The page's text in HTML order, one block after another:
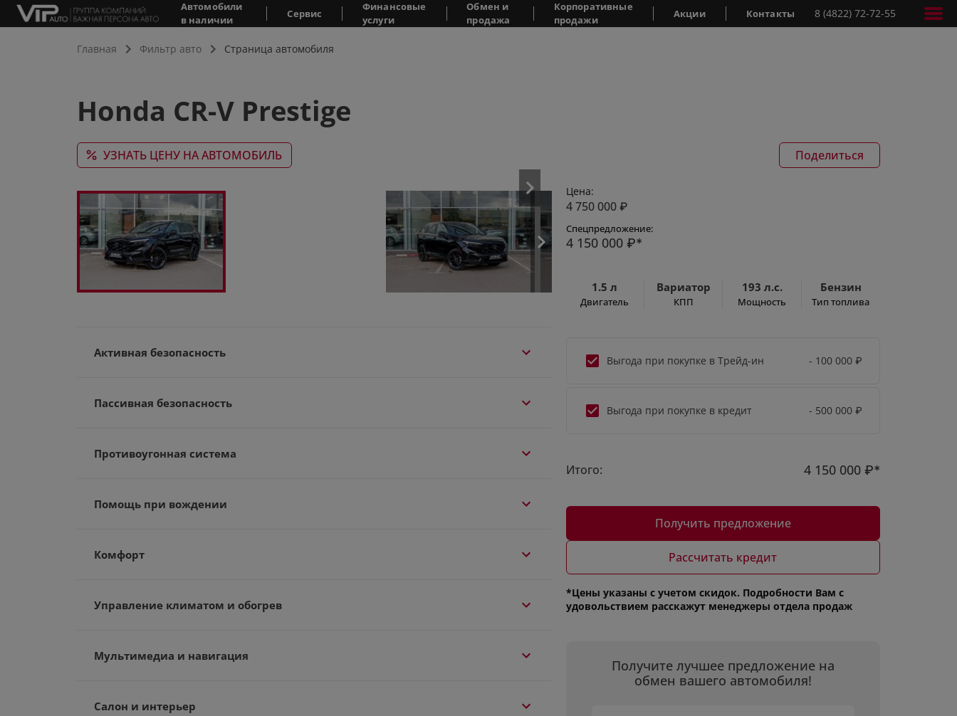
Автомобили
в наличии
Сервис
Финансовые
услуги
Обмен и
продажа
Корпоративные
продажи
Акции Контакты 8 (4822) 72-72-55
Главная Фильтр авто Страница автомобиля
Honda CR-V Prestige
УЗНАТЬ ЦЕНУ НА АВТОМОБИЛЬ Поделиться
Активная безопасность
Пассивная безопасность
Противоугонная система
Помощь при вождении
Комфорт
Управление климатом и обогрев
Мультимедиа и навигация
Салон и интерьер
Цена:
4 750 000 ₽
Спецпредложение:
4 150 000 ₽*
1.5 л
Двигатель
Вариатор
КПП
193 л.с.
Мощность
Бензин
Тип топлива
Выгода при покупке в Трейд-ин - 100 000 ₽
Выгода при покупке в кредит - 500 000 ₽
Итого: 4 150 000 ₽*
Получить предложение
Рассчитать кредит
*Цены указаны с учетом скидок. Подробности Вам с
удовольствием расскажут менеджеры отдела продаж
Получите лучшее предложение на
обмен вашего автомобиля!